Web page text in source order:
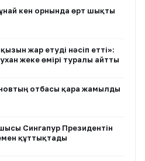
кен орнында өрт шықты
жар етуді нәсіп етті»:
жеке өмірі туралы айтты
отбасы қара жамылды
Сингапур Президентін
құттықтады